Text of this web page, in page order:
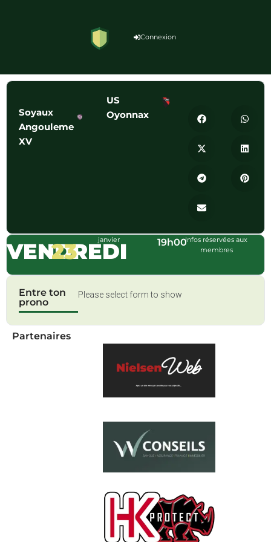
Connexion
Soyaux
Angouleme
XV
US
Oyonnax
VENDREDI
23 janvier 19h00Infos réservées aux
membres
Entre ton
prono
Please select form to show
Partenaires